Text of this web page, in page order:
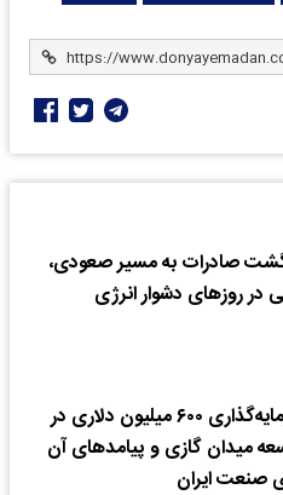
صادرات به مسیر صعودی،
در روزهای دشوار انرژی
سرمایه‌گذاری ۶۰۰ میلیون دلاری در
میدان گازی و پیامدهای آن
صنعت ایران